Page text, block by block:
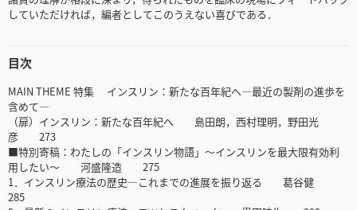
していただければ，編者としてこのうえない喜びである．
目次
MAIN THEME 特集 インスリン：新たな百年紀へ―最近の製剤の進歩を
含めて―
（扉）インスリン：新たな百年紀へ 島田朗，西村理明，野田光
彦 273
■特別寄稿：わたしの「インスリン物語」～インスリンを最大限有効利
用したい～ 河盛隆造 275
1．インスリン療法の歴史―これまでの進展を振り返る 葛谷健
285